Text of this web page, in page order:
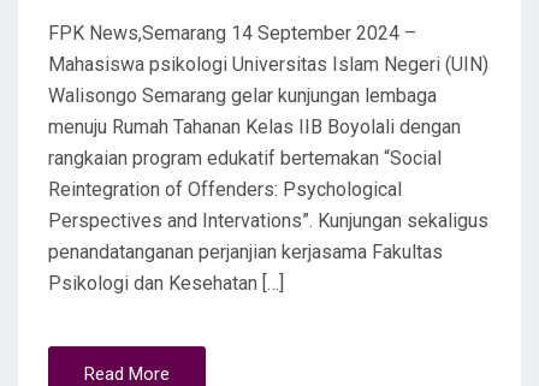
FPK News,Semarang 14 September 2024 –
Mahasiswa psikologi Universitas Islam Negeri (UIN)
Walisongo Semarang gelar kunjungan lembaga
menuju Rumah Tahanan Kelas IIB Boyolali dengan
rangkaian program edukatif bertemakan “Social
Reintegration of Offenders: Psychological
Perspectives and Intervations”. Kunjungan sekaligus
penandatanganan perjanjian kerjasama Fakultas
Psikologi dan Kesehatan […]
Read More